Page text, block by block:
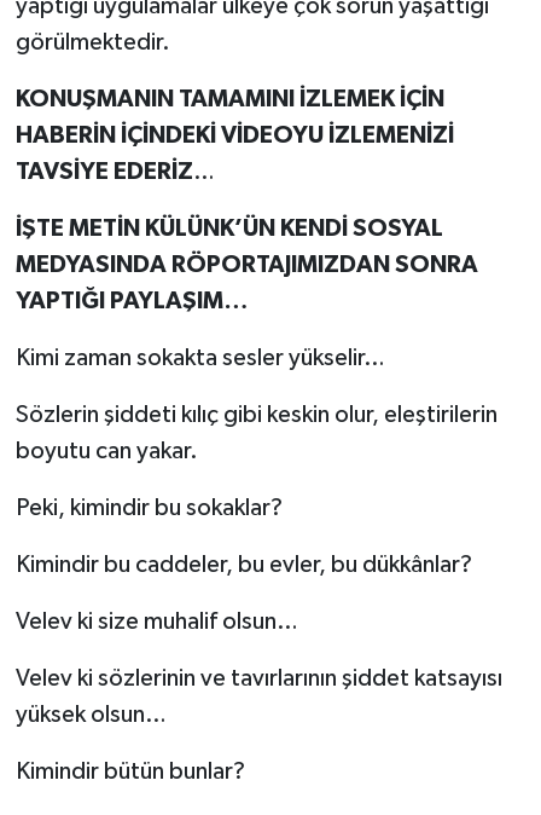
yaptığı uygulamalar ülkeye çok sorun yaşattığı
görülmektedir.
KONUŞMANIN TAMAMINI İZLEMEK İÇİN
HABERİN İÇİNDEKİ VİDEOYU İZLEMENİZİ
TAVSİYE EDERİZ…
İŞTE METİN KÜLÜNK’ÜN KENDİ SOSYAL
MEDYASINDA RÖPORTAJIMIZDAN SONRA
YAPTIĞI PAYLAŞIM…
Kimi zaman sokakta sesler yükselir…
Sözlerin şiddeti kılıç gibi keskin olur, eleştirilerin
boyutu can yakar.
Peki, kimindir bu sokaklar?
Kimindir bu caddeler, bu evler, bu dükkânlar?
Velev ki size muhalif olsun…
Velev ki sözlerinin ve tavırlarının şiddet katsayısı
yüksek olsun…
Kimindir bütün bunlar?